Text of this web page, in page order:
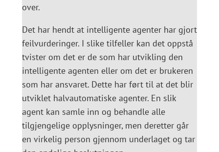
over.
Det har hendt at intelligente agenter har gjort
feilvurderinger. I slike tilfeller kan det oppstå
tvister om det er de som har utvikling den
intelligente agenten eller om det er brukeren
som har ansvaret. Dette har ført til at det blir
utviklet halvautomatiske agenter. En slik
agent kan samle inn og behandle alle
tilgjengelige opplysninger, men deretter går
en virkelig person gjennom underlaget og tar